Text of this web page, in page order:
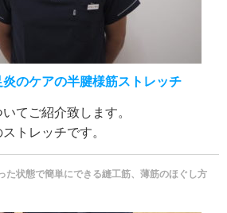
炎のケアの半腱様筋ストレッチ
てご紹介致します。
トレッチです。
た状態で簡単にできる縫工筋、薄筋のほぐし方